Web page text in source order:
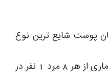
پوست شایع ترین نوع
سرطان در مردان است. این بیماری از هر 8 مرد 1 نفر در